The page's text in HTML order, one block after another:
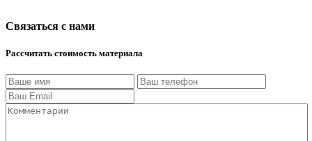
Связаться с нами
Рассчитать стоимость материала